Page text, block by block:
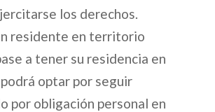
los derechos.
residente en territorio
a tener su residencia en
optar por seguir
por obligación personal en